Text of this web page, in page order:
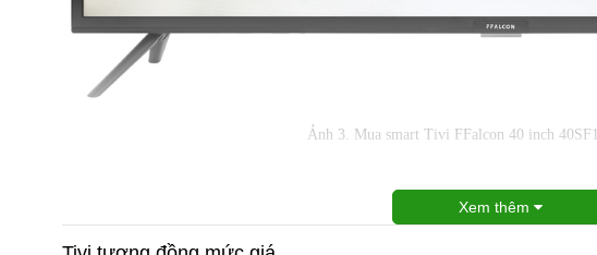
Ảnh 3. Mua smart Tivi FFalcon 40 inch 40SF1
Xem thêm